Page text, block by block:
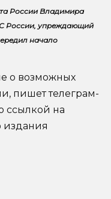
России Владимира
России, упреждающий
начало
о возможных
пишет телеграм-
ссылкой на
издания